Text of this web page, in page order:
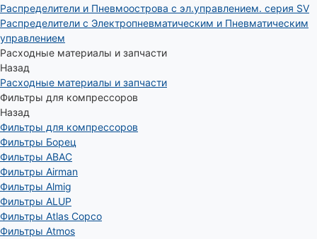
Распределители и Пневмоострова с эл.управлением. серия SV
Распределители с Электропневматическим и Пневматическим
управлением
Расходные материалы и запчасти
Назад
Расходные материалы и запчасти
Фильтры для компрессоров
Назад
Фильтры для компрессоров
Фильтры Борец
Фильтры ABAC
Фильтры Airman
Фильтры Almig
Фильтры ALUP
Фильтры Atlas Copco
Фильтры Atmos